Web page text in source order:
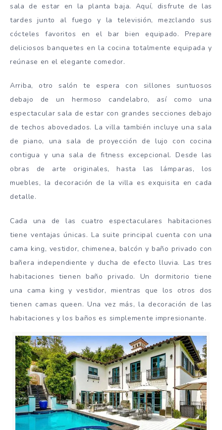
sala de estar en la planta baja. Aquí, disfrute de las
tardes junto al fuego y la televisión, mezclando sus
cócteles favoritos en el bar bien equipado. Prepare
deliciosos banquetes en la cocina totalmente equipada y
reúnase en el elegante comedor.
Arriba, otro salón te espera con sillones suntuosos
debajo de un hermoso candelabro, así como una
espectacular sala de estar con grandes secciones debajo
de techos abovedados. La villa también incluye una sala
de piano, una sala de proyección de lujo con cocina
contigua y una sala de fitness excepcional. Desde las
obras de arte originales, hasta las lámparas, los
muebles, la decoración de la villa es exquisita en cada
detalle.
Cada una de las cuatro espectaculares habitaciones
tiene ventajas únicas. La suite principal cuenta con una
cama king, vestidor, chimenea, balcón y baño privado con
bañera independiente y ducha de efecto lluvia. Las tres
habitaciones tienen baño privado. Un dormitorio tiene
una cama king y vestidor, mientras que los otros dos
tienen camas queen. Una vez más, la decoración de las
habitaciones y los baños es simplemente impresionante.